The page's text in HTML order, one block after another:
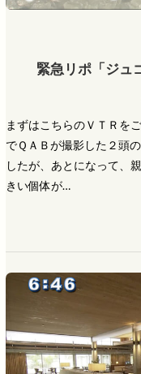
緊急リポ「ジュ
まずはこちらのＶＴＲを
でＱＡＢが撮影した２頭
したが、あとになって、
きい個体が…